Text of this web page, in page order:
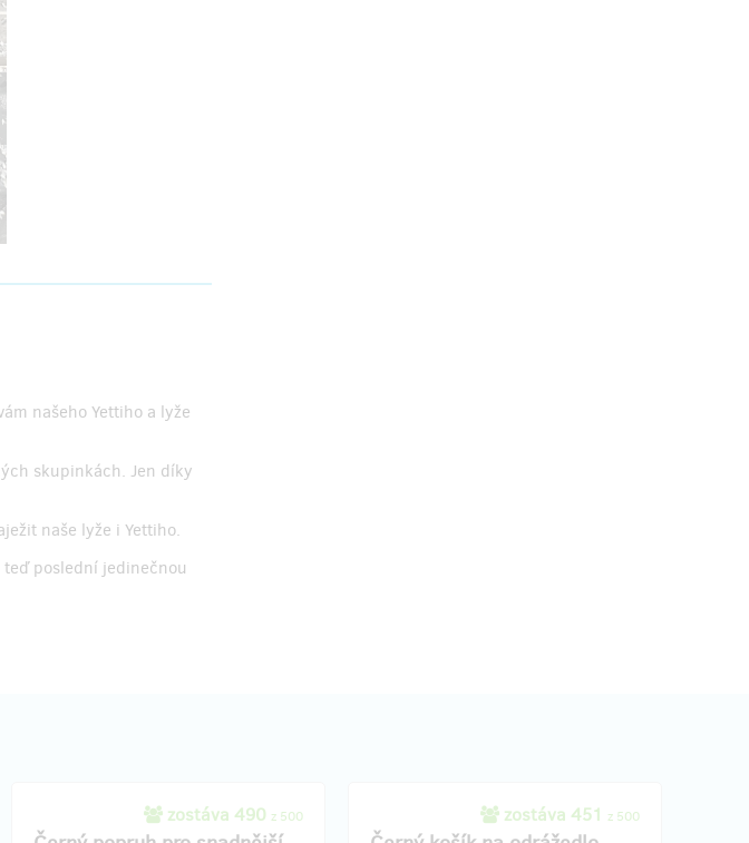
našeho Yettiho a lyže
skupinkách. Jen díky
naše lyže i Yettiho.
poslední jedinečnou
zostáva 490 z 500 zostáva 451 z 500